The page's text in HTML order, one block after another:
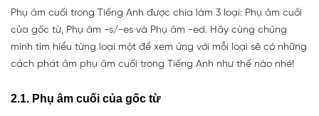
Phụ âm cuối trong Tiếng Anh được chia làm 3 loại: Phụ âm cuối
của gốc từ, Phụ âm -s/-es và Phụ âm -ed. Hãy cùng chúng
mình tìm hiểu từng loại một để xem ứng với mỗi loại sẽ có những
cách phát âm phụ âm cuối trong Tiếng Anh như thế nào nhé!
2.1. Phụ âm cuối của gốc từ